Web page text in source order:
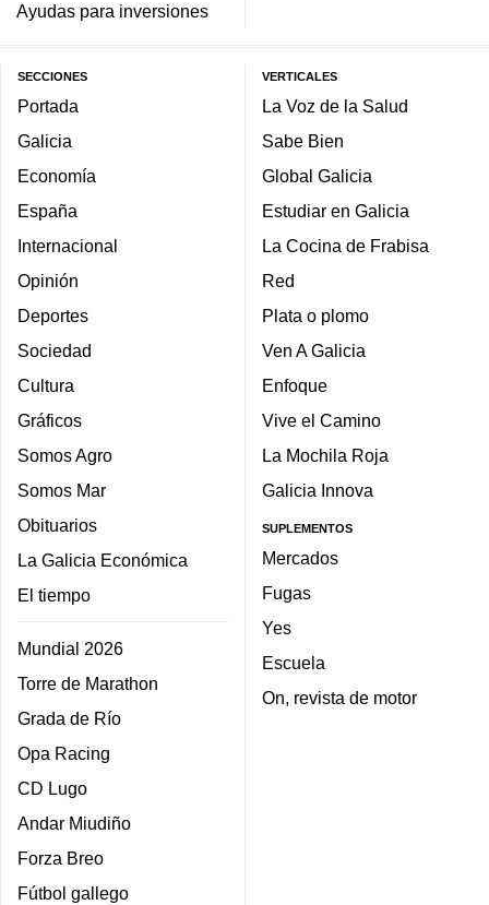
Ayudas para inversiones
SECCIONES
Portada
Galicia
Economía
España
Internacional
Opinión
Deportes
Sociedad
Cultura
Gráficos
Somos Agro
Somos Mar
Obituarios
La Galicia Económica
El tiempo
Mundial 2026
Torre de Marathon
Grada de Río
Opa Racing
CD Lugo
Andar Miudiño
Forza Breo
Fútbol gallego
VERTICALES
La Voz de la Salud
Sabe Bien
Global Galicia
Estudiar en Galicia
La Cocina de Frabisa
Red
Plata o plomo
Ven A Galicia
Enfoque
Vive el Camino
La Mochila Roja
Galicia Innova
SUPLEMENTOS
Mercados
Fugas
Yes
Escuela
On, revista de motor